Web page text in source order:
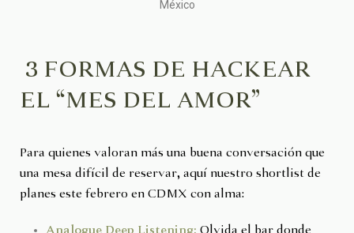
México
3 FORMAS DE HACKEAR
EL “MES DEL AMOR”
Para quienes valoran más una buena conversación que
una mesa difícil de reservar, aquí nuestro shortlist de
planes este febrero en CDMX con alma: